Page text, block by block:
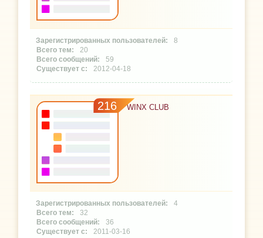
8
20
59
2012-04-18
216 WINX CLUB
4
32
36
2011-03-16